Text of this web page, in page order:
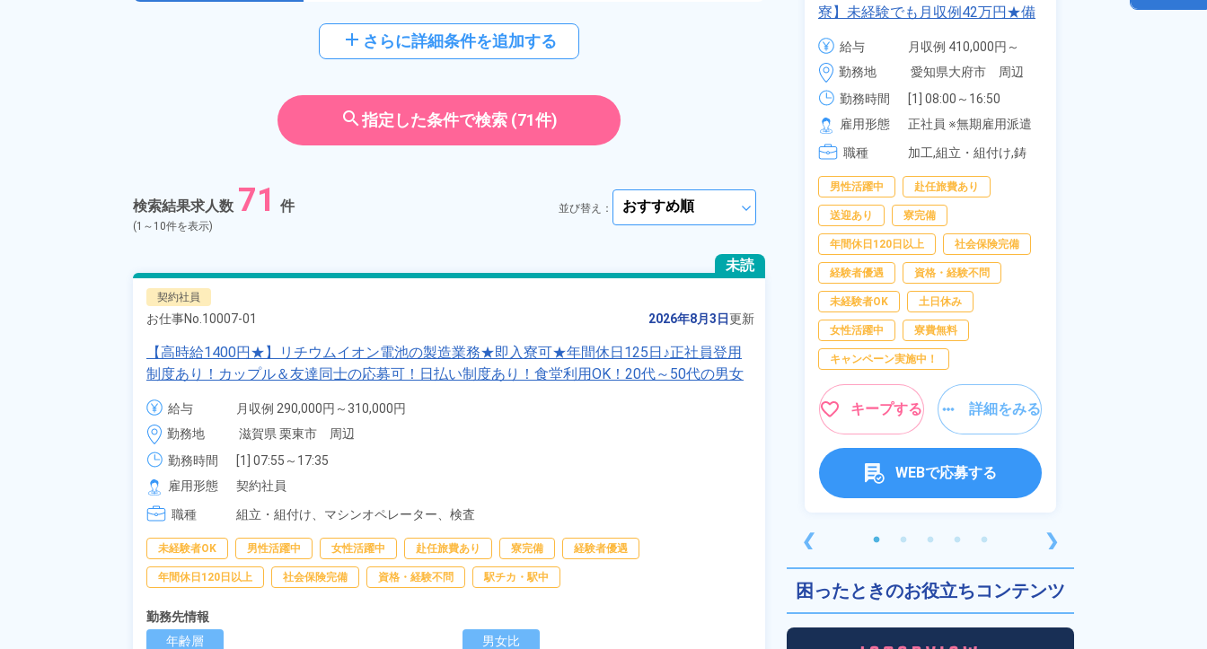
選択してください
アルバイト・パート 正社員 ※無期雇用派遣
こだわり arrow_forward_ios
タグ 選択してください arrow_forward_ios
自宅周辺のお仕事
add さらに詳細条件を追加する
search指定した条件で検索 (71件)
検索結果求人数 71 件
(1～10件を表示)
並び替え： arrow_forward_ios
未読
契約社員
お仕事No. 10007-01 2026年8月3日更新
【高時給1400円★】リチウムイオン電池の製造業務★即入寮可★年間休日125日♪正社員登用
制度あり！カップル＆友達同士の応募可！日払い制度あり！食堂利用OK！20代～50代の男女
活躍中！備品付きワンルーム寮完備！赴任旅費会社負担◎生活支援物資事前対応可★《滋賀県
栗東市》
給与
月収例 290,000円～310,000円
時給 1,400円～1,400円
勤務地
滋賀県 栗東市　周辺
勤務時間
[1] 07:55～17:35
[2] 19:55～05:35
雇用形態
契約社員
職種
組立・組付け、 マシンオペレーター、 検査
未経験者OK 男性活躍中 女性活躍中 赴任旅費あり 寮完備 経験者優遇
年間休日120日以上 社会保険完備 資格・経験不問 駅チカ・駅中
勤務先情報
年齢層
男女比
❮
中★ワンルーム寮完備！赴任旅費
会社負担！マイカー通勤OK！無料
《熊本県菊池郡大津町》
給与
勤務時間
雇用形態
ッキング,梱包
経験者優遇
資格・経験不問 未経験者OK
社会保険完備 土日祝休み
キープする 詳細をみる
寮】未経験でも月収例42万円★備
品付き寮完備＆赴任旅費会社負担
◎昇給・業績賞与あり！組立や塗
装など自動車製造の各種作業！
《愛知県大府市》
給与
月収例 410,000円～
430,000円
月給 277,000円～
277,000円
勤務地
愛知県大府市　周辺
勤務時間
[1] 08:00～16:50
[2] 06:25～15:10
[3] 17:05～01:50
雇用形態
正社員 ※無期雇用派遣
職種
加工,組立・組付け,鋳
男性活躍中 赴任旅費あり
送迎あり 寮完備
年間休日120日以上 社会保険完備
経験者優遇 資格・経験不問
未経験者OK 土日休み
女性活躍中 寮費無料
キャンペーン実施中！
キープする 詳細をみる
WEBで応募する
査業務！月収
❯
困ったときのお役立ちコンテンツ